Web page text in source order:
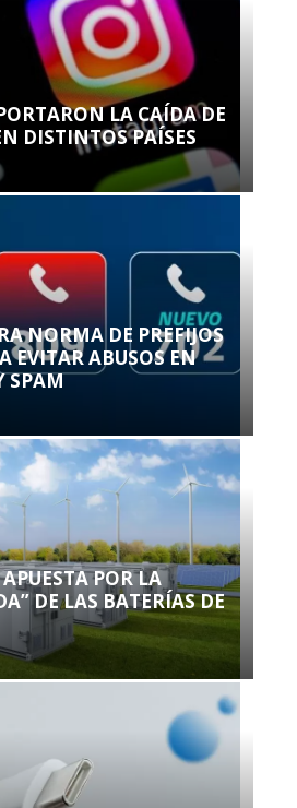
LA CAÍDA DE
DISTINTOS PAÍSES
NORMA DE PREFIJOS
EVITAR ABUSOS EN
SPAM
POR LA
DE LAS BATERÍAS DE